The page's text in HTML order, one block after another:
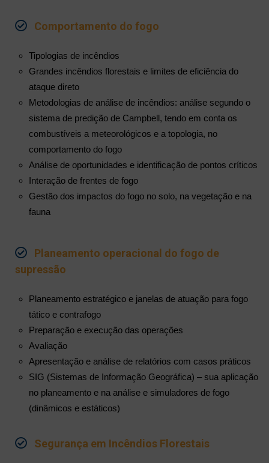
Comportamento do fogo
Tipologias de incêndios
Grandes incêndios florestais e limites de eficiência do
ataque direto
Metodologias de análise de incêndios: análise segundo o
sistema de predição de Campbell, tendo em conta os
combustíveis a meteorológicos e a topologia, no
comportamento do fogo
Análise de oportunidades e identificação de pontos críticos
Interação de frentes de fogo
Gestão dos impactos do fogo no solo, na vegetação e na
fauna
Planeamento operacional do fogo de
supressão
Planeamento estratégico e janelas de atuação para fogo
tático e contrafogo
Preparação e execução das operações
Avaliação
Apresentação e análise de relatórios com casos práticos
SIG (Sistemas de Informação Geográfica) – sua aplicação
no planeamento e na análise e simuladores de fogo
(dinâmicos e estáticos)
Segurança em Incêndios Florestais